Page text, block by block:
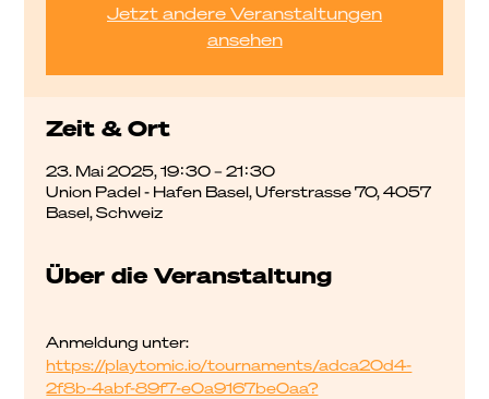
Jetzt andere Veranstaltungen
ansehen
Zeit & Ort
23. Mai 2025, 19:30 – 21:30
Union Padel - Hafen Basel, Uferstrasse 70, 4057
Basel, Schweiz
Über die Veranstaltung
Anmeldung unter:
https://playtomic.io/tournaments/adca20d4-
2f8b-4abf-89f7-e0a9167be0aa?